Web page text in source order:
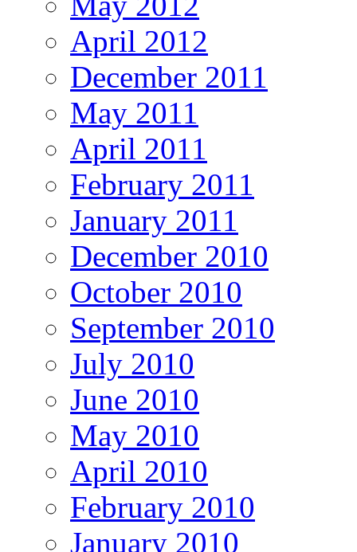
April 2012
December 2011
May 2011
April 2011
February 2011
January 2011
December 2010
October 2010
September 2010
July 2010
June 2010
May 2010
April 2010
February 2010
January 2010